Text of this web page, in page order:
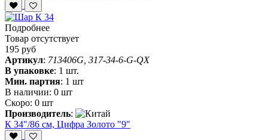
Подробнее
Товар отсутствует
195 руб
Артикул: 713406G, 317-34-6-G-QX
В упаковке: 1 шт.
Мин. партия: 1 шт
В наличии: 0 шт
Скоро: 0 шт
Производитель:
К 34"/86 см, Цифра Золото "9"